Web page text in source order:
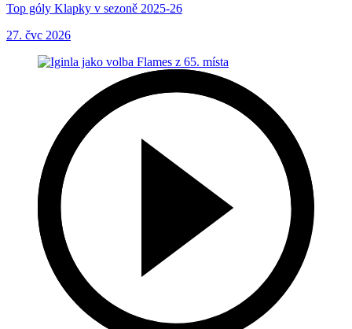
Top góly Klapky v sezoně 2025-26
27. čvc 2026